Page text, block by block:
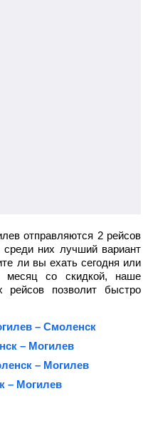
отправляются 2 рейсов
них лучший вариант
ли вы ехать сегодня или
месяц со скидкой, наше
рейсов позволит быстро
– Смоленск
– Могилев
– Могилев
– Могилев